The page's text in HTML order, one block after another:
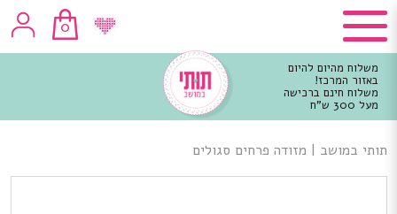
0
משלוח מהיום להיום
באזור המרכז!
משלוח חינם ברכישה
מעל 300 ש"ח
מרכזי
תותי במושב | מזודה פרחים סגולים